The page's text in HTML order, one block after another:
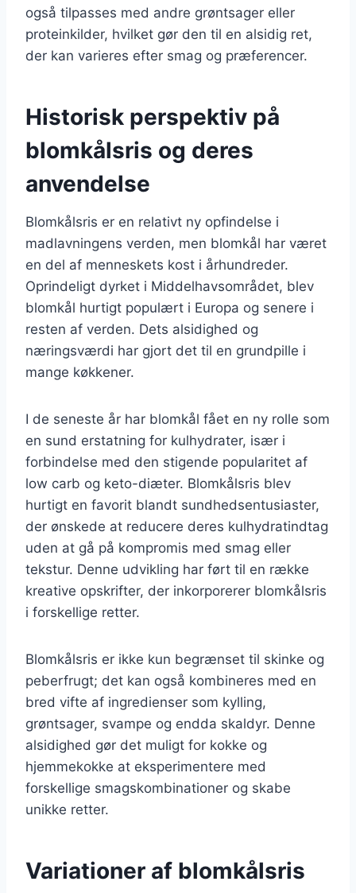
også tilpasses med andre grøntsager eller
proteinkilder, hvilket gør den til en alsidig ret,
der kan varieres efter smag og præferencer.
Historisk perspektiv på
blomkålsris og deres
anvendelse
Blomkålsris er en relativt ny opfindelse i
madlavningens verden, men blomkål har været
en del af menneskets kost i århundreder.
Oprindeligt dyrket i Middelhavsområdet, blev
blomkål hurtigt populært i Europa og senere i
resten af verden. Dets alsidighed og
næringsværdi har gjort det til en grundpille i
mange køkkener.
I de seneste år har blomkål fået en ny rolle som
en sund erstatning for kulhydrater, især i
forbindelse med den stigende popularitet af
low carb og keto-diæter. Blomkålsris blev
hurtigt en favorit blandt sundhedsentusiaster,
der ønskede at reducere deres kulhydratindtag
uden at gå på kompromis med smag eller
tekstur. Denne udvikling har ført til en række
kreative opskrifter, der inkorporerer blomkålsris
i forskellige retter.
Blomkålsris er ikke kun begrænset til skinke og
peberfrugt; det kan også kombineres med en
bred vifte af ingredienser som kylling,
grøntsager, svampe og endda skaldyr. Denne
alsidighed gør det muligt for kokke og
hjemmekokke at eksperimentere med
forskellige smagskombinationer og skabe
unikke retter.
Variationer af blomkålsris